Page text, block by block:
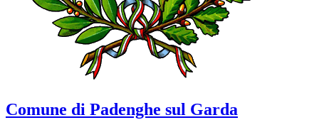
Comune di Padenghe sul Garda